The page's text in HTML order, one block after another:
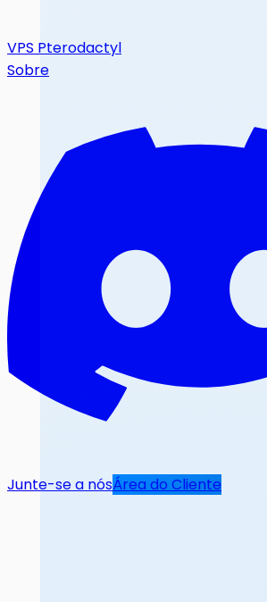
VPS Pterodactyl
Sobre
Junte-se a nósÁrea do Cliente